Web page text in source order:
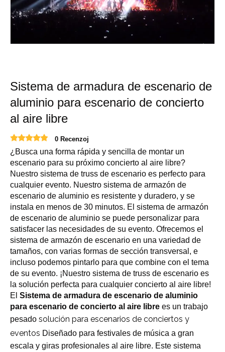
Sistema de armadura de escenario de
aluminio para escenario de concierto
al aire libre
0 Recenzoj
¿Busca una forma rápida y sencilla de montar un
escenario para su próximo concierto al aire libre?
Nuestro sistema de truss de escenario es perfecto para
cualquier evento. Nuestro sistema de armazón de
escenario de aluminio es resistente y duradero, y se
instala en menos de 30 minutos. El sistema de armazón
de escenario de aluminio se puede personalizar para
satisfacer las necesidades de su evento. Ofrecemos el
sistema de armazón de escenario en una variedad de
tamaños, con varias formas de sección transversal, e
incluso podemos pintarlo para que combine con el tema
de su evento. ¡Nuestro sistema de truss de escenario es
la solución perfecta para cualquier concierto al aire libre!
El Sistema de armadura de escenario de aluminio
para escenario de concierto al aire libre es un trabajo
pesado solución para escenarios de conciertos y
eventos Diseñado para festivales de música a gran
escala y giras profesionales al aire libre. Este sistema